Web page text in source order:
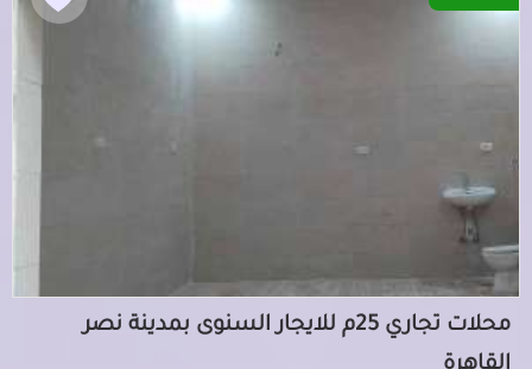
محلات تجاري 25م للايجار السنوى بمدينة نصر